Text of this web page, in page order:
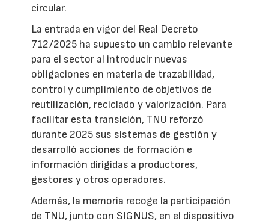
circular.
La entrada en vigor del Real Decreto
712/2025 ha supuesto un cambio relevante
para el sector al introducir nuevas
obligaciones en materia de trazabilidad,
control y cumplimiento de objetivos de
reutilización, reciclado y valorización. Para
facilitar esta transición, TNU reforzó
durante 2025 sus sistemas de gestión y
desarrolló acciones de formación e
información dirigidas a productores,
gestores y otros operadores.
Además, la memoria recoge la participación
de TNU, junto con SIGNUS, en el dispositivo